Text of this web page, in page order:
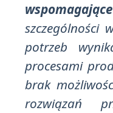
szczególności
potrzeb
procesami
brak
rozwiązań